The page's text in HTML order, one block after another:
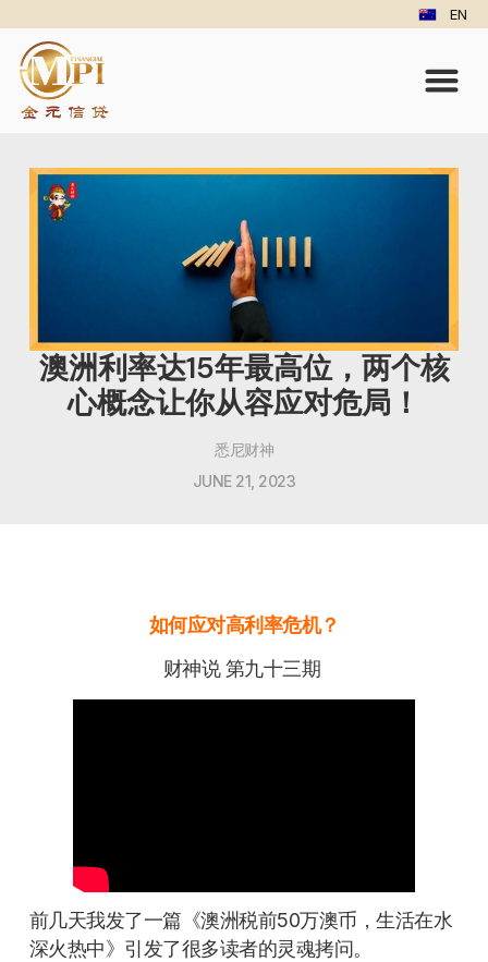
EN
澳洲利率达15年最高位，两个核
心概念让你从容应对危局！
悉尼财神
JUNE 21, 2023
如何应对高利率危机？
财神说 第九十三期
前几天我发了一篇《澳洲税前50万澳币，生活在水
深火热中》引发了很多读者的灵魂拷问。